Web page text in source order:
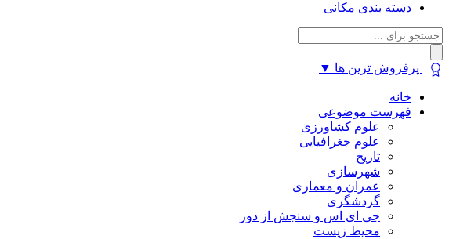
دسته بندی مکانی
پرفروش ترین ها ▼
خانه
فهرست موضوعی
علوم کشاورزی
علوم جغرافیایی
تاریخ
شهرسازی
عمران و معماری
گردشگری
جی ای اس و سنجش از دور
محیط زیست